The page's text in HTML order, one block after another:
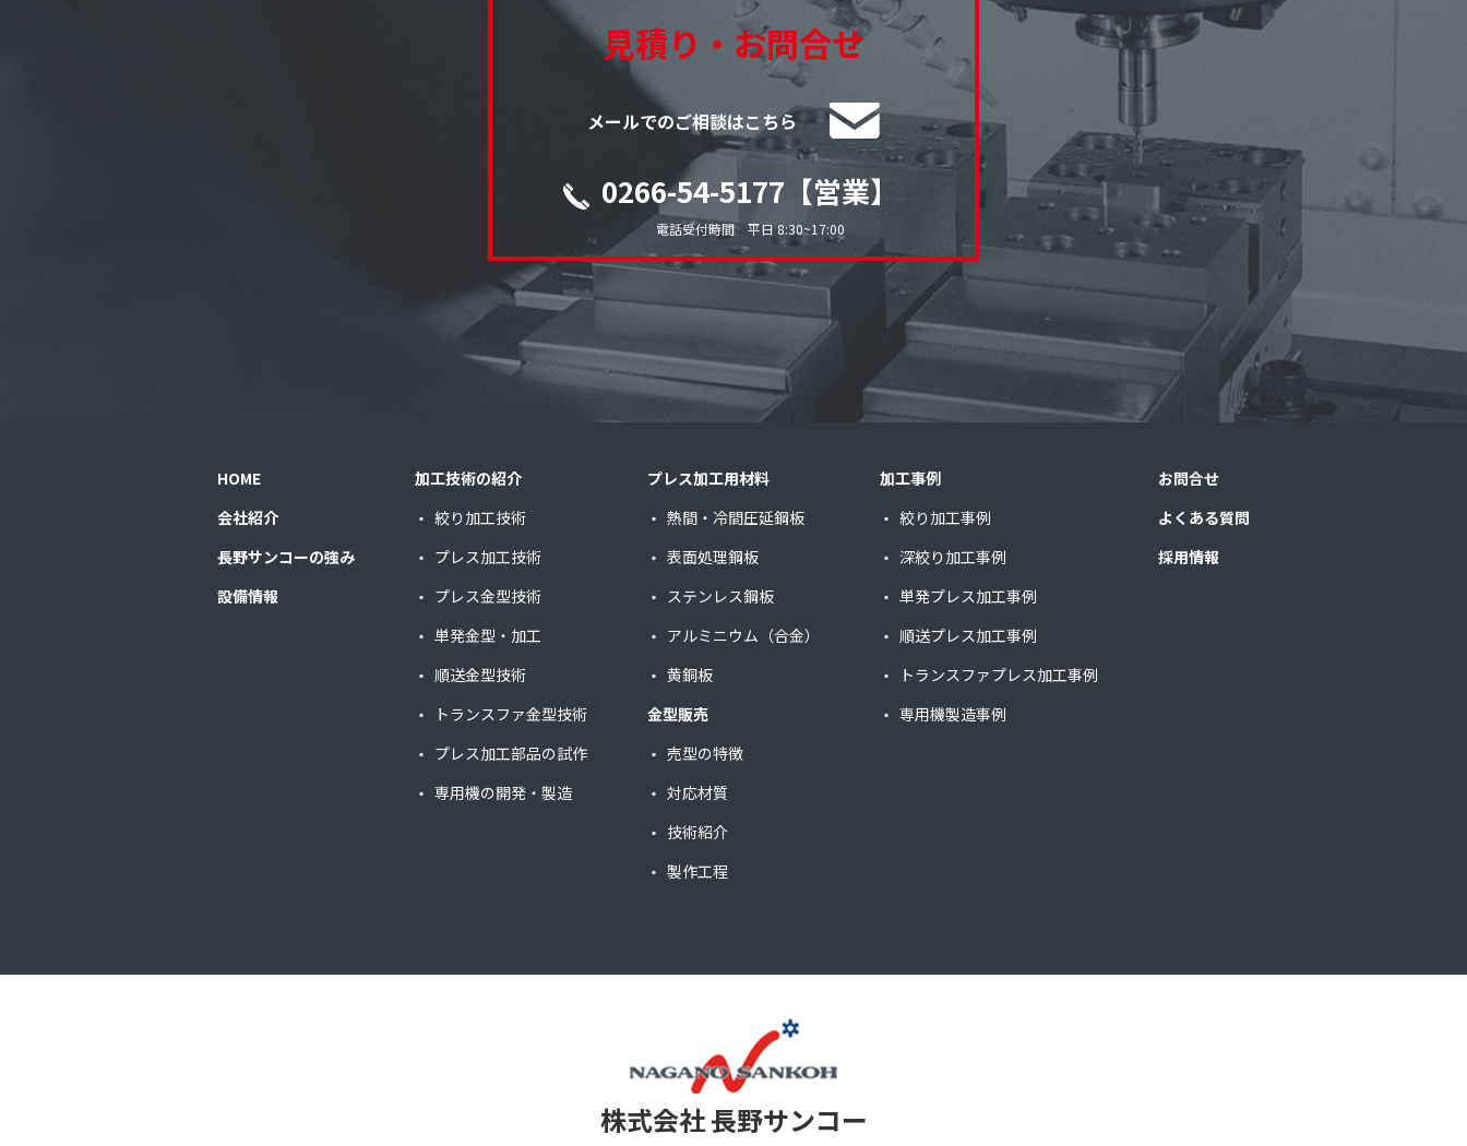
見積り・お問合せ
メールでのご相談はこちら
0266-54-5177【営業】
電話受付時間 平日 8:30~17:00
HOME
会社紹介
長野サンコーの強み
設備情報
加工技術の紹介
絞り加工技術
プレス加工技術
プレス金型技術
単発金型・加工
順送金型技術
トランスファ金型技術
プレス加工部品の試作
専用機の開発・製造
プレス加工用材料
熱間・冷間圧延鋼板
表面処理鋼板
ステンレス鋼板
アルミニウム（合金）
黄銅板
金型販売
売型の特徴
対応材質
技術紹介
製作工程
加工事例
絞り加工事例
深絞り加工事例
単発プレス加工事例
順送プレス加工事例
トランスファプレス加工事例
専用機製造事例
お問合せ
よくある質問
採用情報
株式会社 長野サンコー